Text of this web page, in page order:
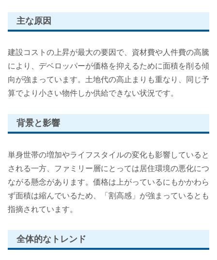
主な原因
建設コストの上昇が最大の要因で、資材費や人件費の高騰
により、デベロッパーが価格を抑えるために面積を削る傾
向が強まっています。土地代の高止まりも重なり、同じ予
算でより小さい物件しか供給できない状況です。
背景と影響
単身世帯の増加やライフスタイルの変化も影響していると
される一方、ファミリー層にとっては居住環境の悪化につ
ながる懸念があります。価格は上がっているにもかかわら
ず面積は縮んでいるため、「割高感」が強まっているとも
指摘されています。
全体的なトレンド